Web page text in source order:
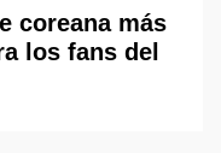
coreana más
los fans del